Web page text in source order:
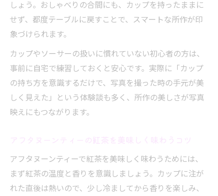
しょう。おしゃべりの合間にも、カップを持ったままに
せず、都度テーブルに戻すことで、スマートな所作が印
象づけられます。
カップやソーサーの扱いに慣れていない初心者の方は、
事前に自宅で練習しておくと安心です。実際に「カップ
の持ち方を意識するだけで、写真を撮った時の手元が美
しく見えた」という体験談も多く、所作の美しさが写真
映えにもつながります。
アフタヌーンティーで紅茶を美味しく味わうためには、
まず紅茶の温度と香りを意識しましょう。カップに注が
れた直後は熱いので、少し冷ましてから香りを楽しみ、